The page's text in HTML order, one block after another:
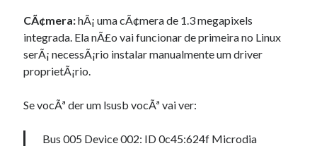
CÃ¢mera:hÃ¡ uma cÃ¢mera de 1.3 megapixels
integrada. Ela nÃ£o vai funcionar de primeira no Linux
serÃ¡ necessÃ¡rio instalar manualmente um driver
proprietÃ¡rio.
Se vocÃª der um lsusb vocÃª vai ver:
Bus 005 Device 002: ID 0c45:624f Microdia